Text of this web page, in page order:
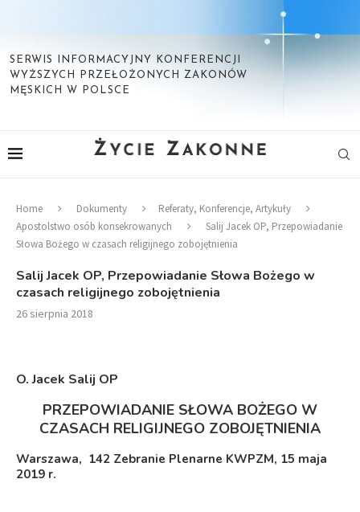
SERWIS INFORMACYJNY KONFERENCJI
WYŻSZYCH PRZEŁOŻONYCH ZAKONÓW
MĘSKICH W POLSCE
Home Dokumenty
Referaty, Konferencje, Artykuły
Apostolstwo osób konsekrowanych
Salij Jacek OP, Przepowiadanie
Słowa Bożego w czasach religijnego zobojętnienia
Salij Jacek OP, Przepowiadanie Słowa Bożego w
czasach religijnego zobojętnienia
26 sierpnia 2018
O. Jacek Salij OP
PRZEPOWIADANIE SŁOWA BOŻEGO W
CZASACH RELIGIJNEGO ZOBOJĘTNIENIA
Warszawa, 142 Zebranie Plenarne KWPZM, 15 maja
2019 r.